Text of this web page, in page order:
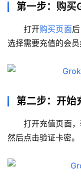
第一步：购
打开购买页面
选择需要充值的会员
第二步：开始
打开充值页面
然后点击验证卡密。